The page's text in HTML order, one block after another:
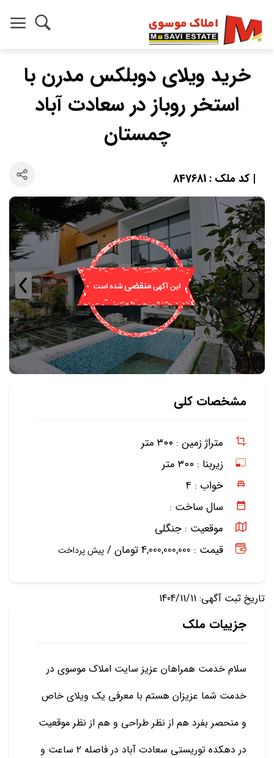
خرید ویلای دوبلکس مدرن با
استخر روباز در سعادت‌ آباد
چمستان
| کد ملک : 847681
مشخصات کلی
متراژ زمین : ۳۰۰ متر
زیربنا : ۳۰۰ متر
خواب : ۴
سال ساخت :
موقعیت : جنگلی
قیمت : 4,000,000,000 تومان /
پیش پرداخت
تاریخ ثبت آگهی: 1404/11/11
جزییات ملک
سلام خدمت همراهان عزیز سایت املاک موسوی در
خدمت شما عزیزان هستم با معرفی یک ویلای خاص
و منحصر بفرد هم از نظر طراحی و هم از نظر موقعیت
در دهکده توریستی سعادت آباد در فاصله ۲ ساعت و